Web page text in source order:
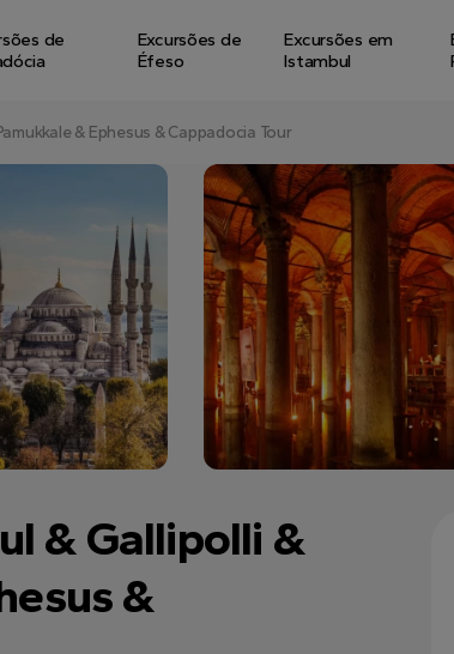
de
Excursões de
Éfeso
Excursões em
Istambul
& Ephesus & Cappadocia Tour
& Gallipolli &
&